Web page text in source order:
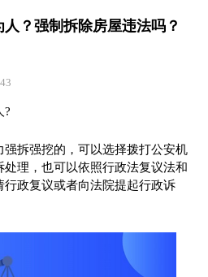
？强制拆除房屋违法吗？
?
拆强挖的，可以选择拨打公安机
理，也可以依照行政法复议法和
政复议或者向法院提起行政诉